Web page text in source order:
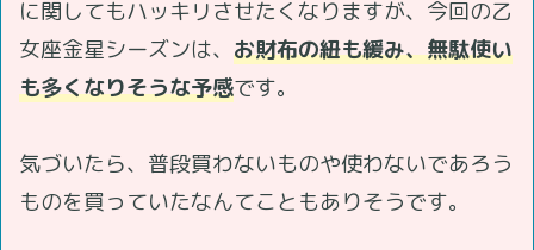
に関してもハッキリさせたくなりますが、今回の乙
女座金星シーズンは、 お財布の紐も緩み、無駄使い
も多くなりそうな予感です。
気づいたら、普段買わないものや使わないであろう
ものを買っていたなんてこともありそうです。